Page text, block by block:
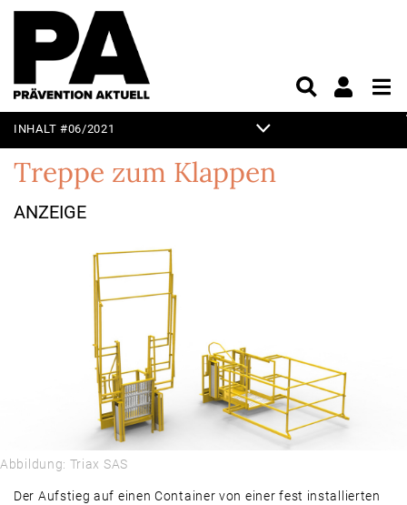
INHALT #06/2021
EDITORIAL
PRODUKTE & MÄRKTE
UNTERHALTUNG
VORSCHAU
Treppe zum Klappen
ANZEIGE
Abbildung: Triax SAS
Der Aufstieg auf einen Container von einer fest installierten